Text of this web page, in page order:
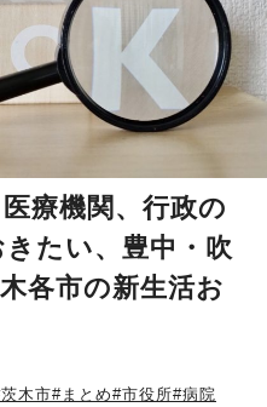
療機関、行政の
たい、豊中・吹
各市の新生活お
木市#まとめ#市役所#病院